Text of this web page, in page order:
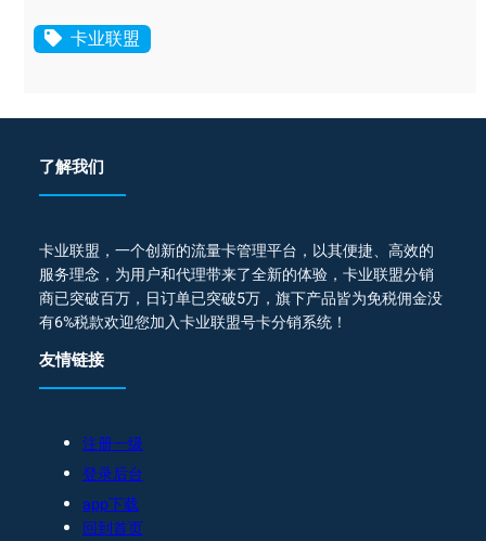
卡业联盟
了解我们
卡业联盟，一个创新的流量卡管理平台，以其便捷、高效的
服务理念，为用户和代理带来了全新的体验，卡业联盟分销
商已突破百万，日订单已突破5万，旗下产品皆为免税佣金没
有6%税款欢迎您加入卡业联盟号卡分销系统！
友情链接
注册一级
登录后台
app下载
回到首页